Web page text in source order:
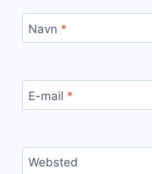
Navn *
E-mail *
Websted